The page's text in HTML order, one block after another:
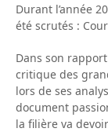
Durant l’année
été scrutés :
Dans son
critique des
lors de ses
document
la filière va